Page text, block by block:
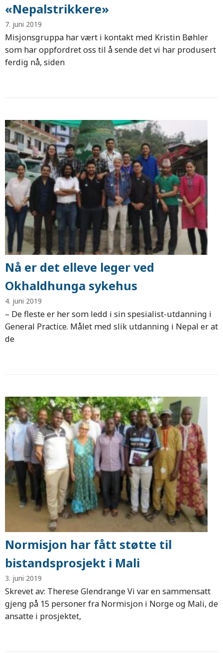
«Nepalstrikkere»
7. juni 2019
Misjonsgruppa har vært i kontakt med Kristin Bøhler
som har oppfordret oss til å sende det vi har produsert
ferdig nå, siden
Nå er det elleve leger ved
Okhaldhunga sykehus
4. juni 2019
– De fleste er her som ledd i sin spesialist-utdanning i
General Practice. Målet med slik utdanning i Nepal er at
de
Normisjon har fått støtte til
bistandsprosjekt i Mali
3. juni 2019
Skrevet av: Therese Glendrange Vi var en sammensatt
gjeng på 15 personer fra Normisjon i Norge og Mali, de
ansatte i prosjektet,